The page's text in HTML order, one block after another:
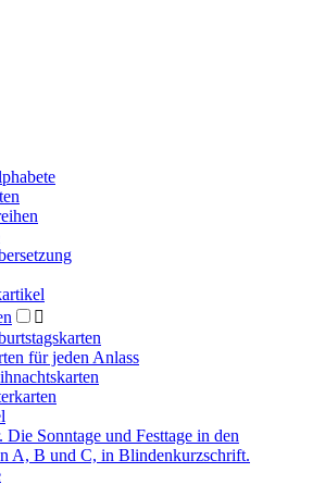

für jeden Anlass
Die Sonntage und Festtage in den
A, B und C, in Blindenkurzschrift.